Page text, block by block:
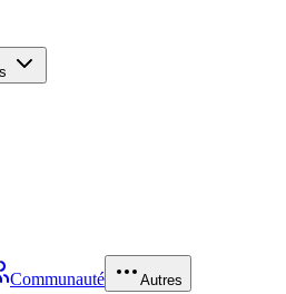
Communauté Autres